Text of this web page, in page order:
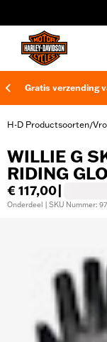
Gratis verzending
H-D Productsoorten/
WILLIE G
RIDING
€ 117,00
Onderdeel | SKU Nummer: